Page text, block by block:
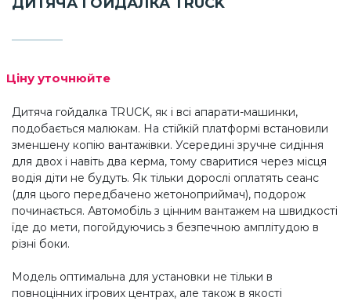
Ціну уточнюйте
Дитяча гойдалка TRUCK, як і всі апарати-машинки,
подобається малюкам. На стійкій платформі встановили
зменшену копію вантажівки. Усередині зручне сидіння
для двох і навіть два керма, тому сваритися через місця
водія діти не будуть. Як тільки дорослі оплатять сеанс
(для цього передбачено жетоноприймач), подорож
починається. Автомобіль з цінним вантажем на швидкості
їде до мети, погойдуючись з безпечною амплітудою в
різні боки.
Модель оптимальна для установки не тільки в
повноцінних ігрових центрах, але також в якості